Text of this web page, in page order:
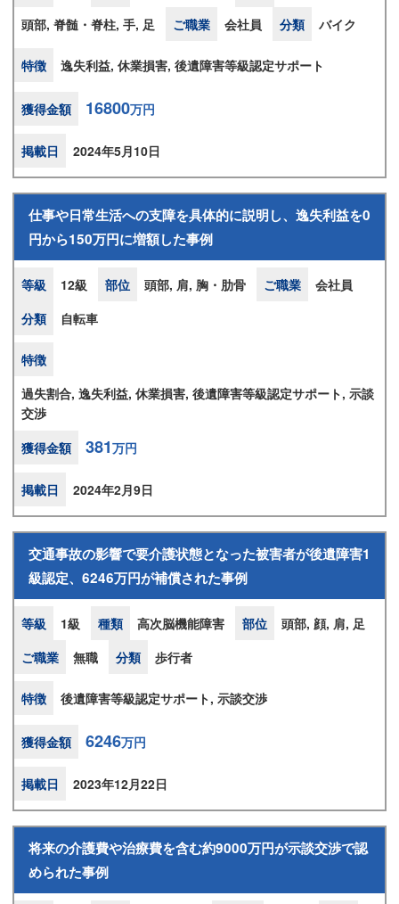
頭部, 脊髄・脊柱, 手, 足
ご職業 会社員 分類 バイク
特徴 逸失利益, 休業損害, 後遺障害等級認定サポート
獲得金額 16800万円
掲載日 2024年5月10日
仕事や日常生活への支障を具体的に説明し、逸失利益を0
円から150万円に増額した事例
等級 12級 部位 頭部, 肩, 胸・肋骨 ご職業
会社員
分類
自転車
特徴
過失割合, 逸失利益, 休業損害, 後遺障害等級認定サポート, 示談
交渉
獲得金額
381万円
掲載日 2024年2月9日
交通事故の影響で要介護状態となった被害者が後遺障害1
級認定、6246万円が補償された事例
等級 1級 種類 高次脳機能障害 部位
頭部, 顔, 肩, 足
ご職業
無職 分類 歩行者
特徴 後遺障害等級認定サポート, 示談交渉
獲得金額 6246万円
掲載日 2023年12月22日
将来の介護費や治療費を含む約9000万円が示談交渉で認
められた事例